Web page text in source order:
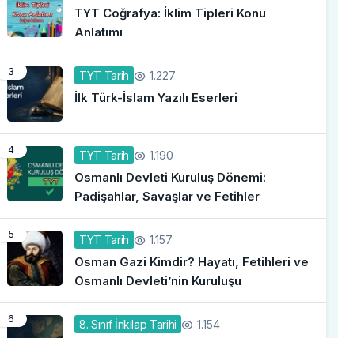
TYT Coğrafya: İklim Tipleri Konu
Anlatımı
3 TYT Tarih 1.227
İlk Türk-İslam Yazılı Eserleri
4 TYT Tarih 1.190
Osmanlı Devleti Kuruluş Dönemi:
Padişahlar, Savaşlar ve Fetihler
5 TYT Tarih 1.157
Osman Gazi Kimdir? Hayatı, Fetihleri ve
Osmanlı Devleti’nin Kuruluşu
6 8. Sınıf İnkılap Tarihi 1.154